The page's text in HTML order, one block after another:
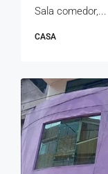
Sala comedor,...
CASA